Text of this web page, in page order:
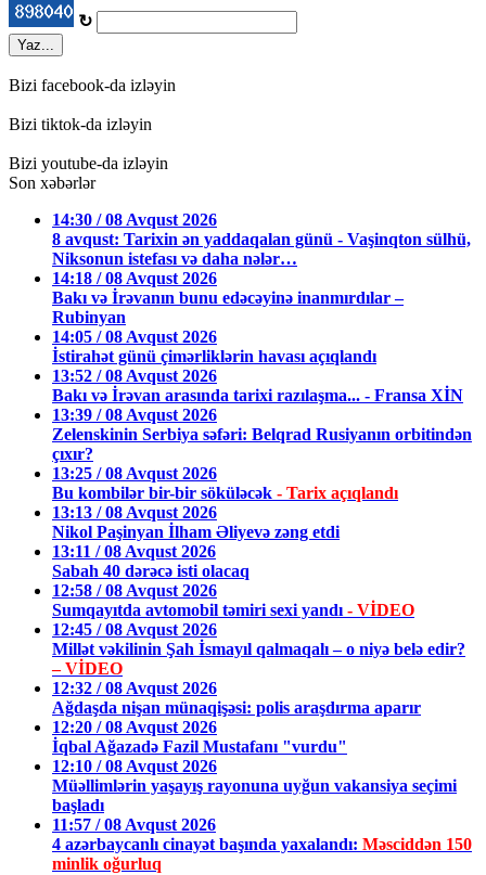
↻
Yaz...
Bizi facebook-da izləyin
Bizi tiktok-da izləyin
Bizi youtube-da izləyin
Son xəbərlər
14:30 / 08 Avqust 2026
8 avqust: Tarixin ən yaddaqalan günü - Vaşinqton sülhü,
Niksonun istefası və daha nələr…
14:18 / 08 Avqust 2026
Bakı və İrəvanın bunu edəcəyinə inanmırdılar –
Rubinyan
14:05 / 08 Avqust 2026
İstirahət günü çimərliklərin havası açıqlandı
13:52 / 08 Avqust 2026
Bakı və İrəvan arasında tarixi razılaşma... - Fransa XİN
13:39 / 08 Avqust 2026
Zelenskinin Serbiya səfəri: Belqrad Rusiyanın orbitindən
çıxır?
13:25 / 08 Avqust 2026
Bu kombilər bir-bir söküləcək - Tarix açıqlandı
13:13 / 08 Avqust 2026
Nikol Paşinyan İlham Əliyevə zəng etdi
13:11 / 08 Avqust 2026
Sabah 40 dərəcə isti olacaq
12:58 / 08 Avqust 2026
Sumqayıtda avtomobil təmiri sexi yandı - VİDEO
12:45 / 08 Avqust 2026
Millət vəkilinin Şah İsmayıl qalmaqalı – o niyə belə edir?
– VİDEO
12:32 / 08 Avqust 2026
Ağdaşda nişan münaqişəsi: polis araşdırma aparır
12:20 / 08 Avqust 2026
İqbal Ağazadə Fazil Mustafanı "vurdu"
12:10 / 08 Avqust 2026
Müəllimlərin yaşayış rayonuna uyğun vakansiya seçimi
başladı
11:57 / 08 Avqust 2026
4 azərbaycanlı cinayət başında yaxalandı: Məsciddən 150
minlik oğurluq